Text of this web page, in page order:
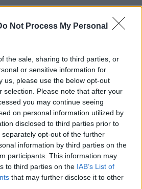
Not Process My Personal
the sale, sharing to third parties, or
or sensitive information for
us, please use the below opt-out
selection. Please note that after your
you may continue seeing
on personal information utilized by
disclosed to third parties prior to
opt-out of the further
information by third parties on the
participants. This information may
to third parties on the IAB’s List of
that may further disclose it to other
dom aan het lullen net bij
(@Hippezutphen)March 4,
weer van Ten Hag, ik
komt zo nog in beeld met jullie
maar het is gewoon werkelijkheid,
minder eruit gegaan!
4, 2020
gelul in de ruimte van ten Hag bij